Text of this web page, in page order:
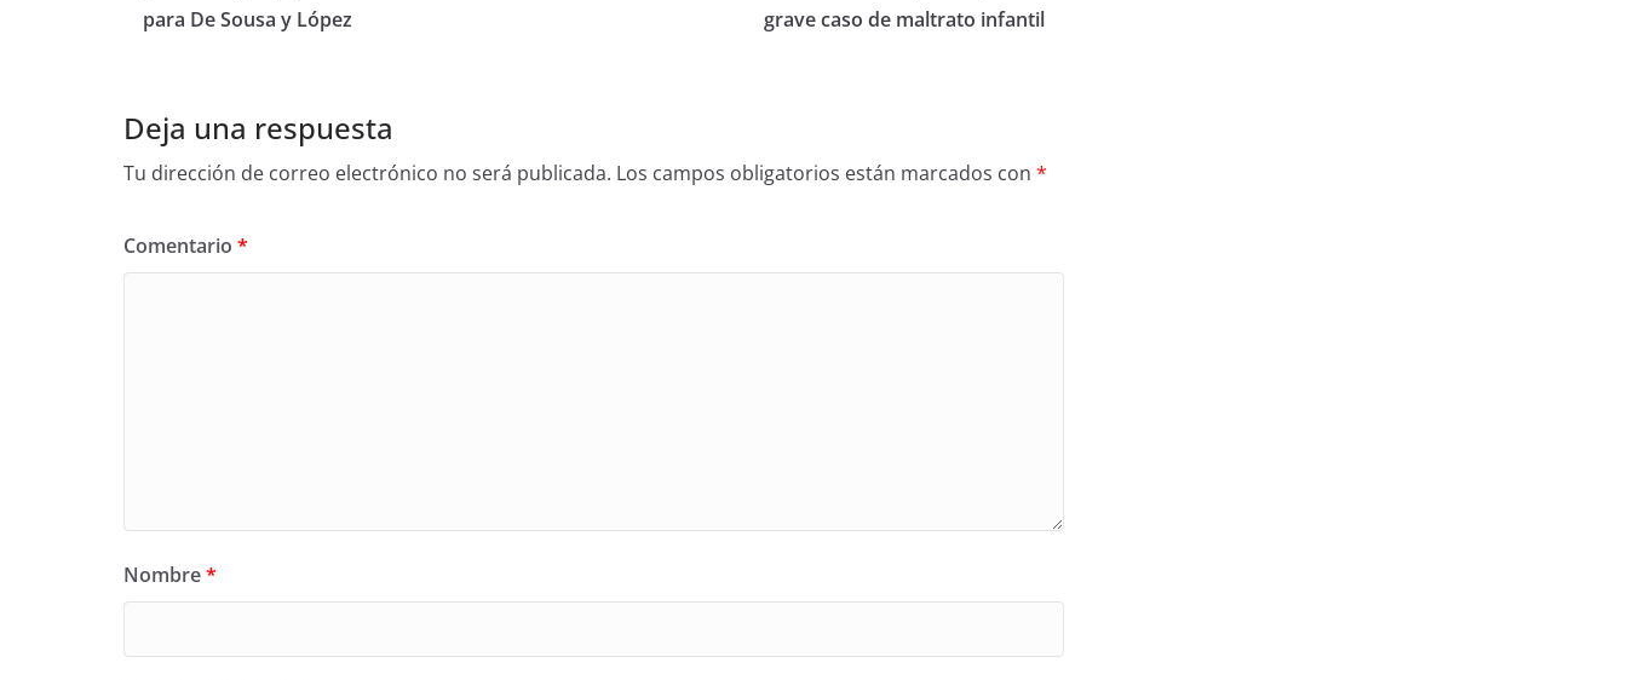
para De Sousa y López
grave caso de maltrato infantil
Deja una respuesta
Tu dirección de correo electrónico no será publicada. Los campos obligatorios están marcados con *
Comentario *
Nombre*